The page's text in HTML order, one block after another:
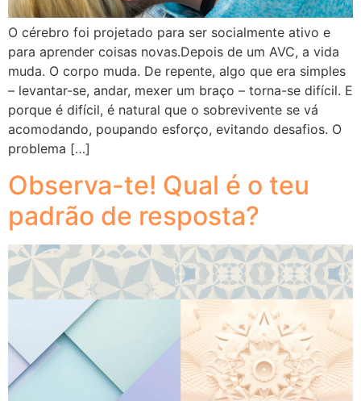
O cérebro foi projetado para ser socialmente ativo e
para aprender coisas novas.Depois de um AVC, a vida
muda. O corpo muda. De repente, algo que era simples
– levantar-se, andar, mexer um braço – torna-se difícil. E
porque é difícil, é natural que o sobrevivente se vá
acomodando, poupando esforço, evitando desafios. O
problema […]
Observa-te! Qual é o teu
padrão de resposta?